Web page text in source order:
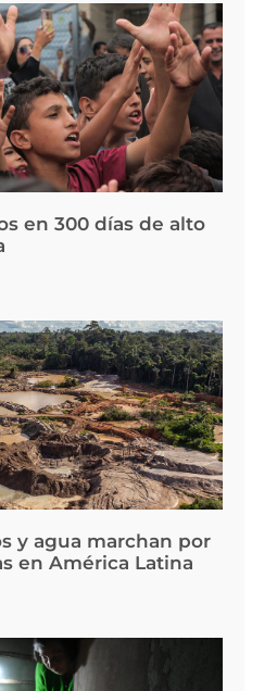
en 300 días de alto
y agua marchan por
en América Latina